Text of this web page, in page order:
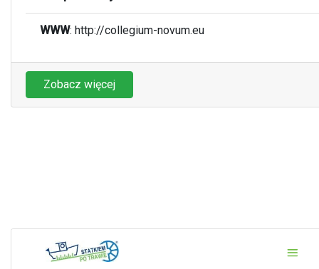
WWW: http://collegium-novum.eu
Zobacz więcej